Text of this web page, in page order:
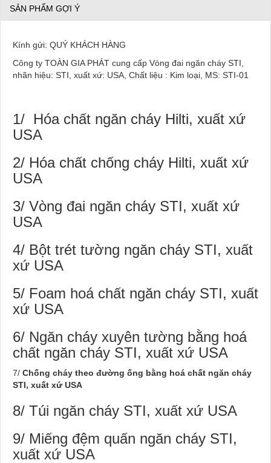
SẢN PHẨM GỢI Ý
Kính gửi: QUÝ KHÁCH HÀNG
Công ty TOÀN GIA PHÁT cung cấp Vòng đai ngăn cháy STI,
nhãn hiệu: STI, xuất xứ: USA, Chất liệu : Kim loại, MS: STI-01
1/ Hóa chất ngăn cháy Hilti, xuất xứ
USA
2/ Hóa chất chống cháy Hilti, xuất xứ
USA
3/ Vòng đai ngăn cháy STI, xuất xứ
USA
4/ Bột trét tường ngăn cháy STI, xuất
xứ USA
5/ Foam hoá chất ngăn cháy STI, xuất
xứ USA
6/ Ngăn cháy xuyên tường bằng hoá
chất ngăn cháy STI, xuất xứ USA
7/ Chống cháy theo đường ống bằng hoá chất ngăn cháy
STI, xuất xứ USA
8/ Túi ngăn cháy STI, xuất xứ USA
9/ Miếng đệm quấn ngăn cháy STI,
xuất xứ USA